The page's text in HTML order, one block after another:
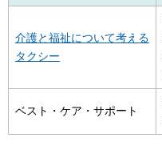
介護と福祉について考える
タクシー
ベスト・ケア・サポート